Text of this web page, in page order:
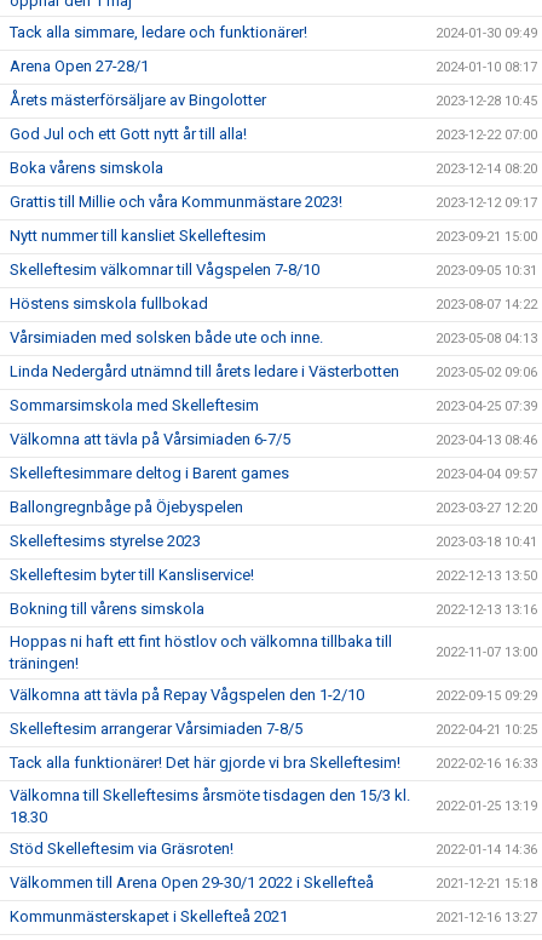
Tack alla simmare, ledare och funktionärer!
2024-01-30 09:49
Arena Open 27-28/1 2024-01-10 08:17
Årets mästerförsäljare av Bingolotter 2023-12-28 10:45
God Jul och ett Gott nytt år till alla! 2023-12-22 07:00
Boka vårens simskola 2023-12-14 08:20
Grattis till Millie och våra Kommunmästare 2023! 2023-12-12 09:17
Nytt nummer till kansliet Skelleftesim 2023-09-21 15:00
Skelleftesim välkomnar till Vågspelen 7-8/10 2023-09-05 10:31
Höstens simskola fullbokad 2023-08-07 14:22
Vårsimiaden med solsken både ute och inne. 2023-05-08 04:13
Linda Nedergård utnämnd till årets ledare i Västerbotten 2023-05-02 09:06
Sommarsimskola med Skelleftesim 2023-04-25 07:39
Välkomna att tävla på Vårsimiaden 6-7/5 2023-04-13 08:46
Skelleftesimmare deltog i Barent games 2023-04-04 09:57
Ballongregnbåge på Öjebyspelen 2023-03-27 12:20
Skelleftesims styrelse 2023 2023-03-18 10:41
Skelleftesim byter till Kansliservice! 2022-12-13 13:50
Bokning till vårens simskola 2022-12-13 13:16
Hoppas ni haft ett fint höstlov och välkomna tillbaka till
träningen!
2022-11-07 13:00
Välkomna att tävla på Repay Vågspelen den 1-2/10 2022-09-15 09:29
Skelleftesim arrangerar Vårsimiaden 7-8/5 2022-04-21 10:25
Tack alla funktionärer! Det här gjorde vi bra Skelleftesim! 2022-02-16 16:33
Välkomna till Skelleftesims årsmöte tisdagen den 15/3 kl.
18.30
2022-01-25 13:19
Stöd Skelleftesim via Gräsroten! 2022-01-14 14:36
Välkommen till Arena Open 29-30/1 2022 i Skellefteå 2021-12-21 15:18
Kommunmästerskapet i Skellefteå 2021 2021-12-16 13:27